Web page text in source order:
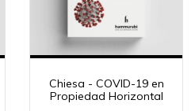
Chiesa - COVID-19 en
Propiedad Horizontal